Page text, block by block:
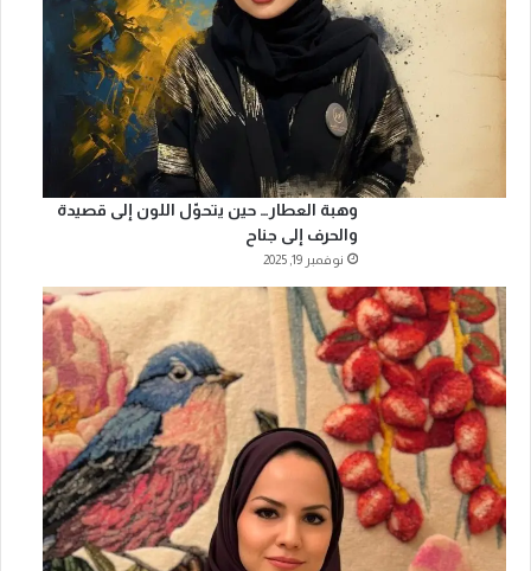
وهبة العطار… حين يتحوّل اللون إلى قصيدة
والحرف إلى جناح
نوفمبر 19, 2025